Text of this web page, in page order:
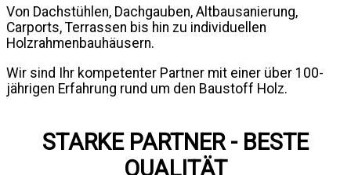
Von Dachstühlen, Dachgauben, Altbausanierung,
Carports, Terrassen bis hin zu individuellen
Holzrahmenbauhäusern.
Wir sind Ihr kompetenter Partner mit einer über 100-
jährigen Erfahrung rund um den Baustoff Holz.
STARKE PARTNER - BESTE
QUALITÄT